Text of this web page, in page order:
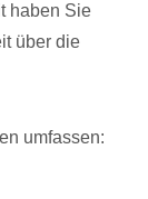
haben Sie
über die
umfassen: